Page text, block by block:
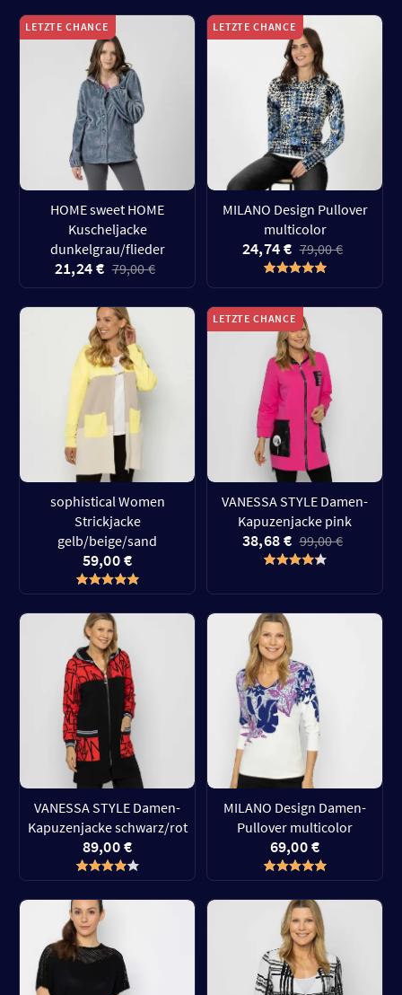
LETZTE CHANCE
HOME sweet HOME
Kuscheljacke
dunkelgrau/flieder
21,24 € 79,00 €
LETZTE CHANCE
MILANO Design Pullover
multicolor
24,74 € 79,00 €
sophistical Women
Strickjacke
gelb/beige/sand
59,00 €
LETZTE CHANCE
VANESSA STYLE Damen-
Kapuzenjacke pink
38,68 € 99,00 €
VANESSA STYLE Damen-
Kapuzenjacke schwarz/rot
89,00 €
MILANO Design Damen-
Pullover multicolor
69,00 €